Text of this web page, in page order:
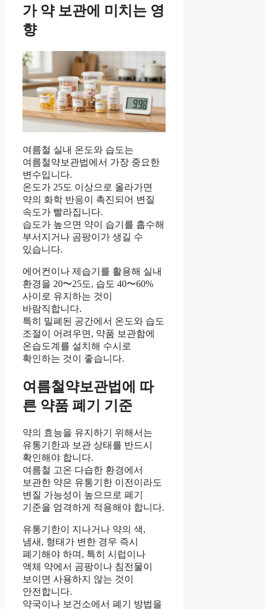
가 약 보관에 미치는 영
향
여름철 실내 온도와 습도는
여름철약보관법에서 가장 중요한
변수입니다.
온도가 25도 이상으로 올라가면
약의 화학 반응이 촉진되어 변질
속도가 빨라집니다.
습도가 높으면 약이 습기를 흡수해
부서지거나 곰팡이가 생길 수
있습니다.
에어컨이나 제습기를 활용해 실내
환경을 20〜25도, 습도 40〜60%
사이로 유지하는 것이
바람직합니다.
특히 밀폐된 공간에서 온도와 습도
조절이 어려우면, 약품 보관함에
온습도계를 설치해 수시로
확인하는 것이 좋습니다.
여름철약보관법에 따
른 약품 폐기 기준
약의 효능을 유지하기 위해서는
유통기한과 보관 상태를 반드시
확인해야 합니다.
여름철 고온 다습한 환경에서
보관한 약은 유통기한 이전이라도
변질 가능성이 높으므로 폐기
기준을 엄격하게 적용해야 합니다.
유통기한이 지나거나 약의 색,
냄새, 형태가 변한 경우 즉시
폐기해야 하며, 특히 시럽이나
액체 약에서 곰팡이나 침전물이
보이면 사용하지 않는 것이
안전합니다.
약국이나 보건소에서 폐기 방법을